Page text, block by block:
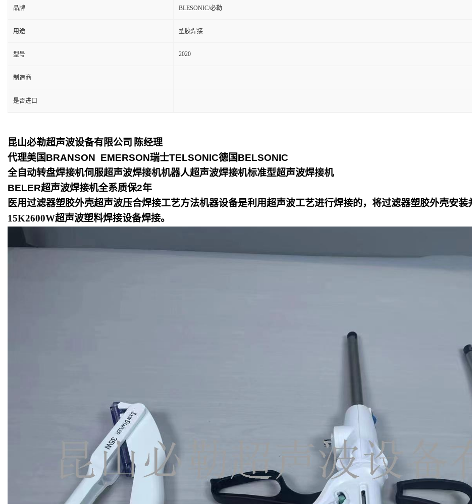
品牌 BLESONIC/必勒
用途 塑胶焊接
型号 2020
制造商
是否进口
昆山必勒超声波设备有限公司 陈经理
代理美国BRANSON EMERSON瑞士TELSONIC德国BELSONIC
全自动转盘焊接机伺服超声波焊接机机器人超声波焊接机标准型超声波焊接机
BELER超声波焊接机全系质保2年
医用过滤器塑胶外壳超声波压合焊接工艺方法机器设备是利用超声波工艺进行焊接的，将过滤器塑胶外壳安
15K2600W超声波塑料焊接设备焊接。